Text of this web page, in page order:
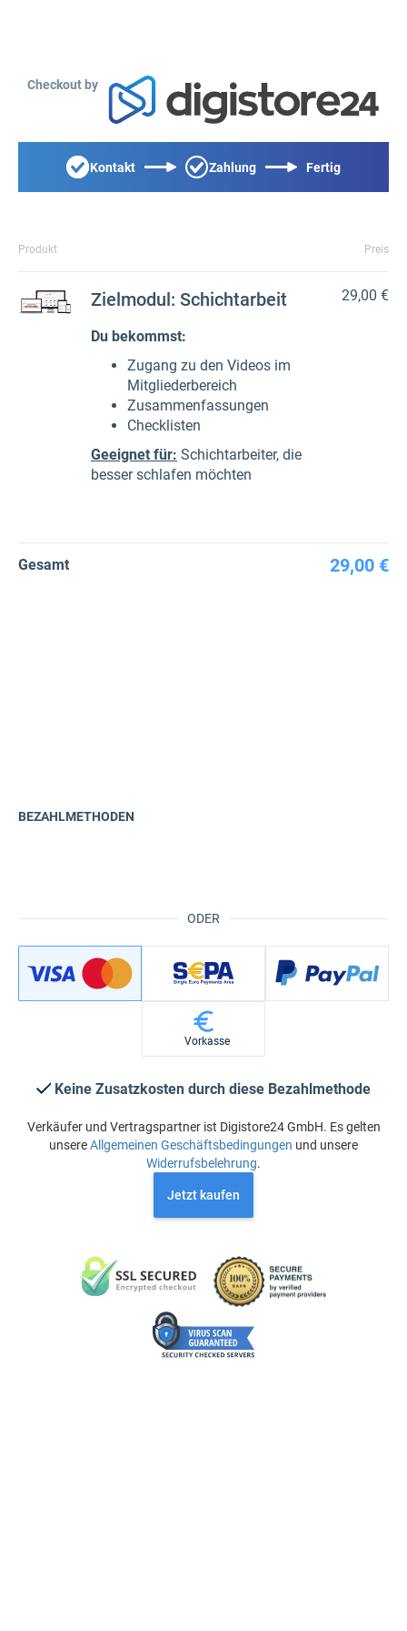
Checkout by
Kontakt Zahlung Fertig
Produkt Preis
Zielmodul: Schichtarbeit
Du bekommst:
Zugang zu den Videos im
Mitgliederbereich
Zusammenfassungen
Checklisten
Geeignet für: Schichtarbeiter, die
besser schlafen möchten
29,00 €
Gesamt 29,00 €
ODER
BEZAHLMETHODEN
Vorkasse
Keine Zusatzkosten durch diese Bezahlmethode
Verkäufer und Vertragspartner ist Digistore24 GmbH. Es gelten
unsereAllgemeinen Geschäftsbedingungen und unsere
Widerrufsbelehrung.
Jetzt kaufen